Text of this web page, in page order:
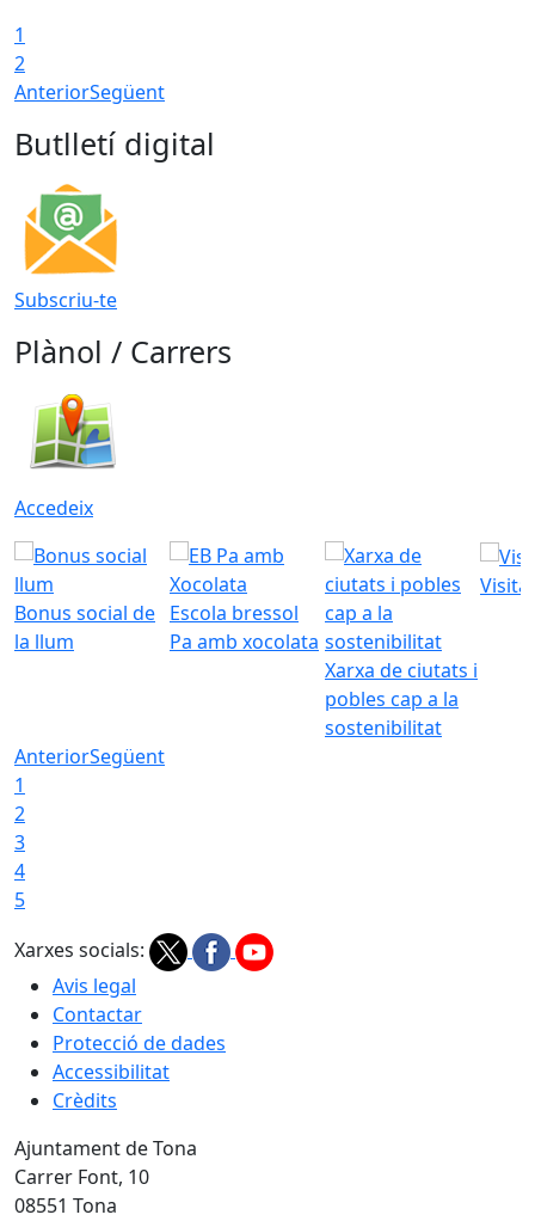
1
2
AnteriorSegüent
Butlletí digital
Subscriu-te
Plànol / Carrers
Accedeix
Bonus social de
la llum
Escola bressol
Pa amb xocolata
Xarxa de ciutats i
pobles cap a la
sostenibilitat
Visita
AnteriorSegüent
1
2
3
4
5
Xarxes socials:
Avis legal
Contactar
Protecció de dades
Accessibilitat
Crèdits
Ajuntament de Tona
Carrer Font, 10
08551 Tona